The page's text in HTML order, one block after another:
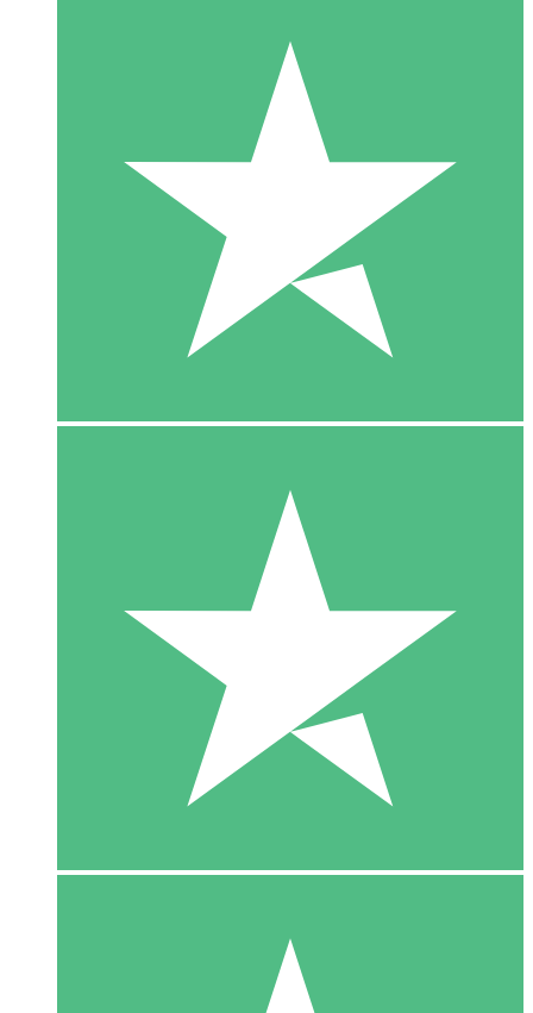
10 Download
20